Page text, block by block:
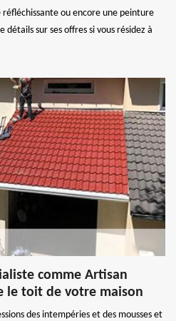
ou encore une peinture
sur ses offres si vous résidez à
comme Artisan
le toit de votre maison
des intempéries et des mousses et